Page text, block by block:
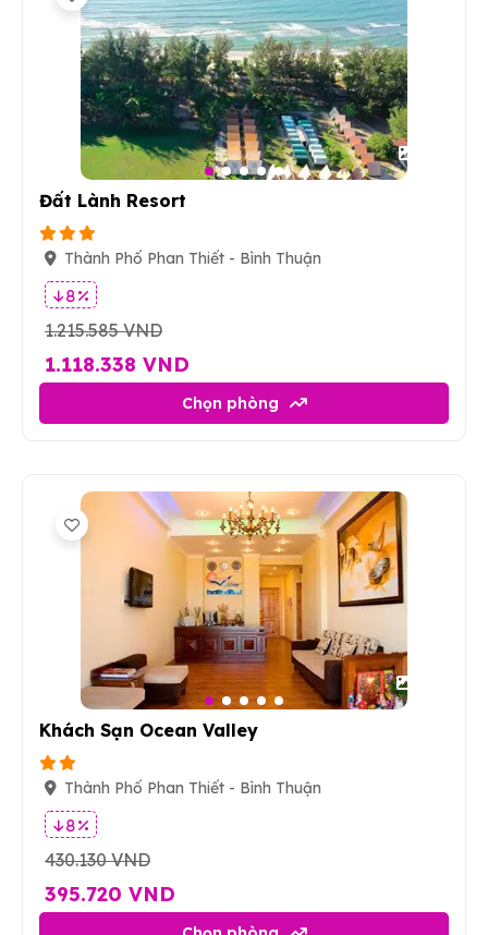
Đất Lành Resort
Thành Phố Phan Thiết - Bình Thuận
8 %
1.215.585 VND
1.118.338 VND
Chọn phòng
Khách Sạn Ocean Valley
Thành Phố Phan Thiết - Bình Thuận
8 %
430.130 VND
395.720 VND